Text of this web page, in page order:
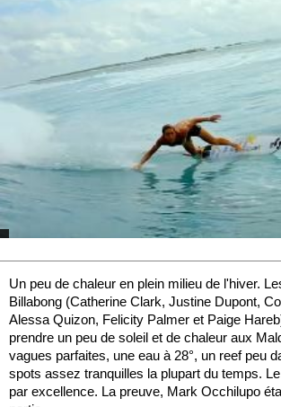
Un peu de chaleur en plein milieu de l'hiver.
Billabong (Catherine Clark, Justine Dupont,
Alessa Quizon, Felicity Palmer et Paige
prendre un peu de soleil et de chaleur aux
vagues parfaites, une eau à 28°, un reef peu
spots assez tranquilles la plupart du temps.
par excellence. La preuve, Mark Occhilupo